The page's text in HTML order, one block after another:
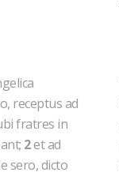
receptus ad
fratres in
2et ad
sero, dicto